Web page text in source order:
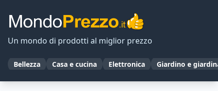
Un mondo di prodotti al miglior prezzo
Bellezza Casa e cucina Elettronica Giardino e